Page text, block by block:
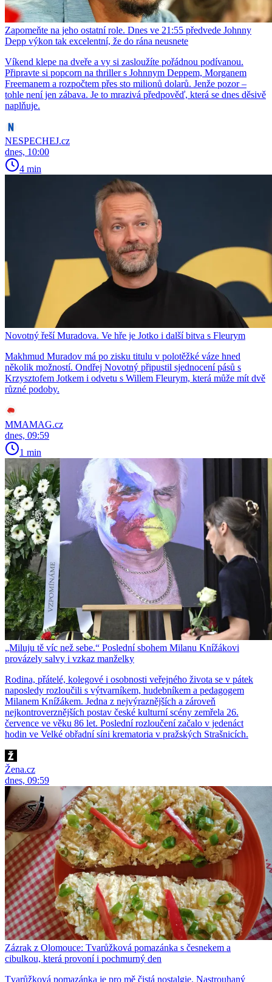
Zapomeňte na jeho ostatní role. Dnes ve 21:55 předvede Johnny
Depp výkon tak excelentní, že do rána neusnete
Víkend klepe na dveře a vy si zasloužíte pořádnou podívanou.
Připravte si popcorn na thriller s Johnnym Deppem, Morganem
Freemanem a rozpočtem přes sto milionů dolarů. Jenže pozor –
tohle není jen zábava. Je to mrazivá předpověď, která se dnes děsivě
naplňuje.
NESPECHEJ.cz
dnes, 10:00
4 min
Novotný řeší Muradova. Ve hře je Jotko i další bitva s Fleurym
Makhmud Muradov má po zisku titulu v polotěžké váze hned
několik možností. Ondřej Novotný připustil sjednocení pásů s
Krzysztofem Jotkem i odvetu s Willem Fleurym, která může mít dvě
různé podoby.
MMAMAG.cz
dnes, 09:59
1 min
„Miluju tě víc než sebe.“ Poslední sbohem Milanu Knížákovi
provázely salvy i vzkaz manželky
Rodina, přátelé, kolegové i osobnosti veřejného života se v pátek
naposledy rozloučili s výtvarníkem, hudebníkem a pedagogem
Milanem Knížákem. Jedna z nejvýraznějších a zároveň
nejkontroverznějších postav české kulturní scény zemřela 26.
července ve věku 86 let. Poslední rozloučení začalo v jedenáct
hodin ve Velké obřadní síni krematoria v pražských Strašnicích.
Žena.cz
dnes, 09:59
Zázrak z Olomouce: Tvarůžková pomazánka s česnekem a
cibulkou, která provoní i pochmurný den
Tvarůžková pomazánka je pro mě čistá nostalgie. Nastrouhaný